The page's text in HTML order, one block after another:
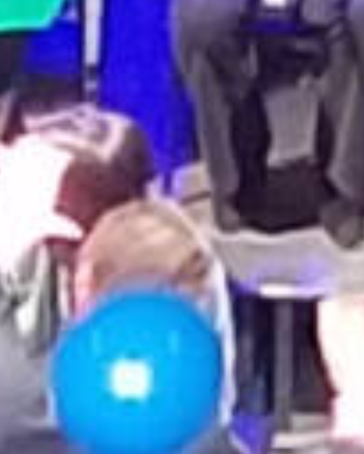
Rechercher